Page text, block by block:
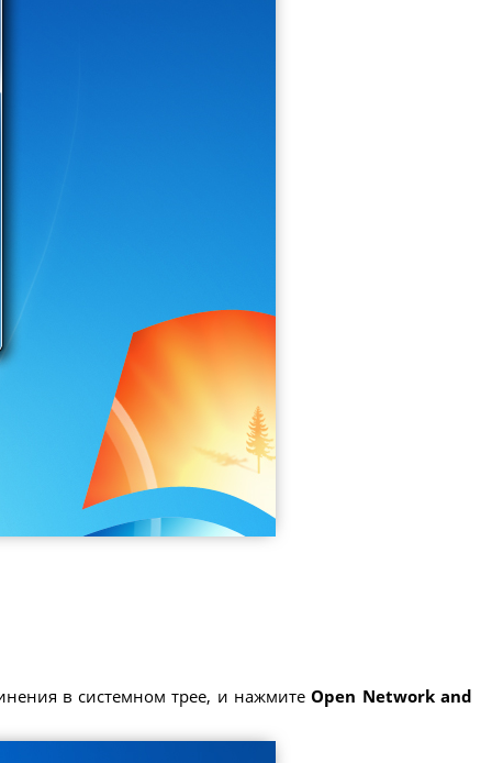
в системном трее, и нажмитеOpen Network and